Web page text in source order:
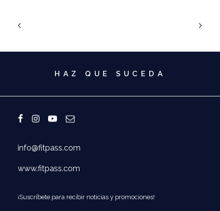
HAZ QUE SUCEDA
info@fitpass.com
www.fitpass.com
¡Suscríbete para recibir noticias y promociones!